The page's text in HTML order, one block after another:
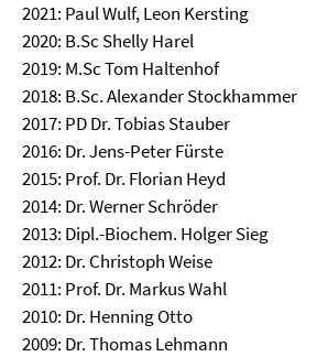
2021: Paul Wulf, Leon Kersting
2020: B.Sc Shelly Harel
2019: M.Sc Tom Haltenhof
2018: B.Sc. Alexander Stockhammer
2017: PD Dr. Tobias Stauber
2016: Dr. Jens-Peter Fürste
2015: Prof. Dr. Florian Heyd
2014: Dr. Werner Schröder
2013: Dipl.-Biochem. Holger Sieg
2012: Dr. Christoph Weise
2011: Prof. Dr. Markus Wahl
2010: Dr. Henning Otto
2009: Dr. Thomas Lehmann